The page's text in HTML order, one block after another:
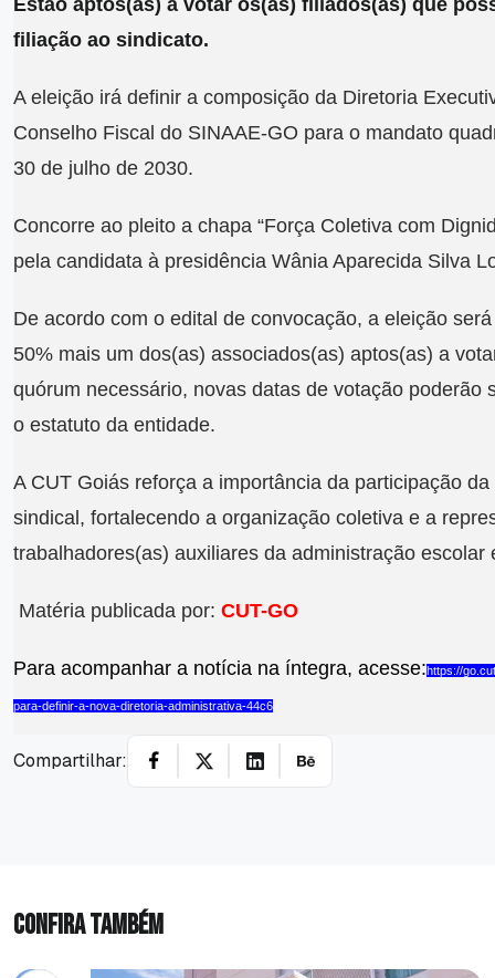
filiação ao sindicato.
A eleição irá definir a composição da Diretoria
Conselho Fiscal do SINAAE-GO para o mandato
30 de julho de 2030.
Concorre ao pleito a chapa “Força Coletiva com
pela candidata à presidência Wânia Aparecida Silva
De acordo com o edital de convocação, a eleição
50% mais um dos(as) associados(as) aptos(as) a
quórum necessário, novas datas de votação poderão
o estatuto da entidade.
A CUT Goiás reforça a importância da participação
sindical, fortalecendo a organização coletiva e a
trabalhadores(as) auxiliares da administração escolar
Matéria publicada por: CUT-GO
Para acompanhar a notícia na íntegra, acesse:https://
para-definir-a-nova-diretoria-administrativa-44c6
Compartilhar:
Confira também